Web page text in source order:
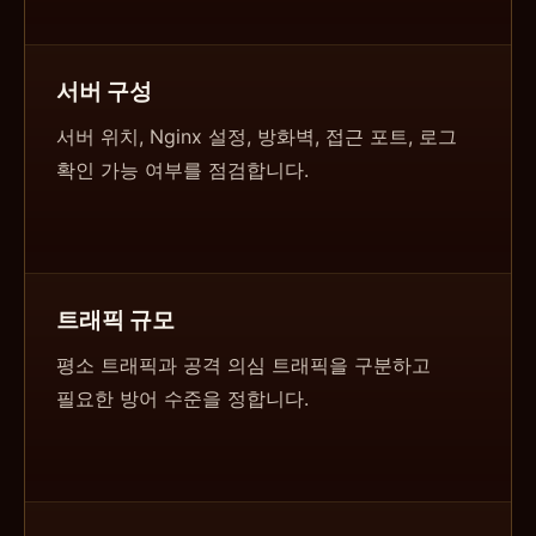
서버 구성
서버 위치, Nginx 설정, 방화벽, 접근 포트, 로그
확인 가능 여부를 점검합니다.
트래픽 규모
평소 트래픽과 공격 의심 트래픽을 구분하고
필요한 방어 수준을 정합니다.